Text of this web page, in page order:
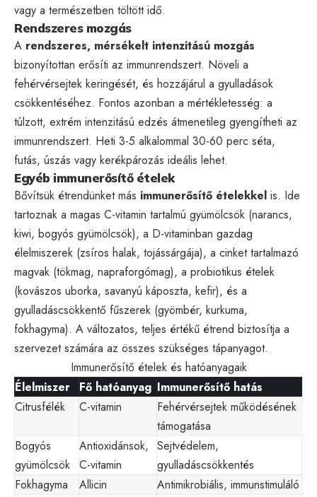
vagy a természetben töltött idő.
Rendszeres mozgás
A rendszeres, mérsékelt intenzitású mozgás
bizonyítottan erősíti az immunrendszert. Növeli a
fehérvérsejtek keringését, és hozzájárul a gyulladások
csökkentéséhez. Fontos azonban a mértékletesség: a
túlzott, extrém intenzitású edzés átmenetileg gyengítheti az
immunrendszert. Heti 3-5 alkalommal 30-60 perc séta,
futás, úszás vagy kerékpározás ideális lehet.
Egyéb immunerősítő ételek
Bővítsük étrendünket más immunerősítő ételekkel is. Ide
tartoznak a magas C-vitamin tartalmú gyümölcsök (narancs,
kiwi, bogyós gyümölcsök), a D-vitaminban gazdag
élelmiszerek (zsíros halak, tojássárgája), a cinket tartalmazó
magvak (tökmag, napraforgómag), a probiotikus ételek
(kovászos uborka, savanyú káposzta, kefir), és a
gyulladáscsökkentő fűszerek (gyömbér, kurkuma,
fokhagyma). A változatos, teljes értékű étrend biztosítja a
szervezet számára az összes szükséges tápanyagot.
Immunerősítő ételek és hatóanyagaik
Élelmiszer
Fő hatóanyag Immunerősítő hatás
Citrusfélék
C-vitamin
Fehérvérsejtek működésének
támogatása
Bogyós
gyümölcsök
Antioxidánsok,
C-vitamin
Sejtvédelem,
gyulladáscsökkentés
Fokhagyma
Allicin
Antimikrobiális, immunstimuláló